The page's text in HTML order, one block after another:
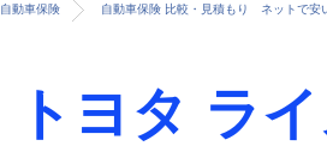
自動車保険 自動車保険 比較・見積もり ネットで安
トヨタ ラ